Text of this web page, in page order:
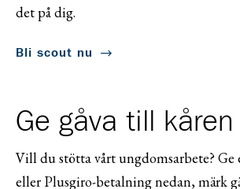
det på dig.
Bli scout nu
Ge gåva till kåren
Vill du stötta vårt ungdomsarbete? Ge
eller Plusgiro-betalning nedan, märk